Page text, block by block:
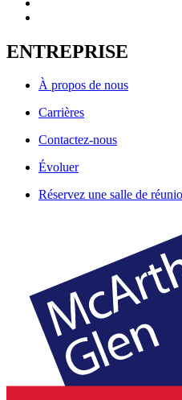
ENTREPRISE
À propos de nous
Carrières
Contactez-nous
Évoluer
Réservez une salle de